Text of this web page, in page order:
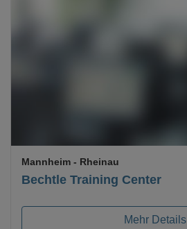
Bechtle Training Center
Mannheim - Rheinau
Mehr Details